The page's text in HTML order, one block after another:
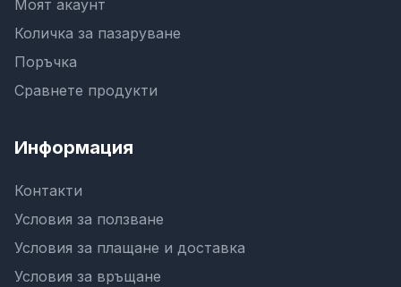
Моят акаунт
Количка за пазаруване
Поръчка
Сравнете продукти
Информация
Контакти
Условия за ползване
Условия за плащане и доставка
Условия за връщане